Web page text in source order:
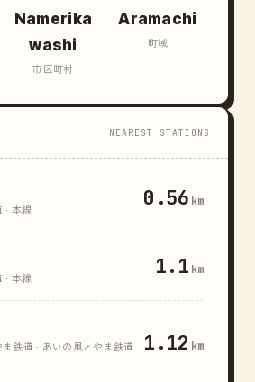
Namerika
washi
市区町村
Aramachi
町域
NEAREST STATIONS
· 本線 0.56 km
· 本線 1.1 km
鉄道 · あいの風とやま鉄道
1.12 km